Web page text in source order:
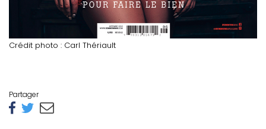
Crédit photo : Carl Thériault
Partager